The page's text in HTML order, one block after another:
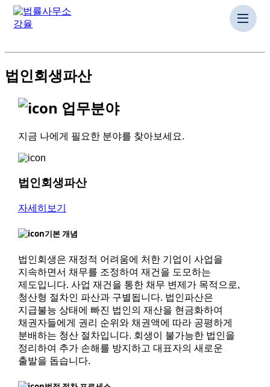
법인회생파산
업무분야
지금 나에게 필요한 분야를 찾아보세요.
법인회생파산
자세히보기
기본 개념
법인회생은 재정적 어려움에 처한 기업이 사업을
지속하면서 채무를 조정하여 재건을 도모하는
제도입니다. 사업 재건을 통한 채무 변제가 목적으로,
청산형 절차인 파산과 구별됩니다. 법인파산은
지급불능 상태에 빠진 법인의 재산을 현금화하여
채권자들에게 권리 순위와 채권액에 따라 공평하게
분배하는 청산 절차입니다. 회생이 불가능한 법인을
정리하여 추가 손해를 방지하고 대표자의 새로운
출발을 돕습니다.